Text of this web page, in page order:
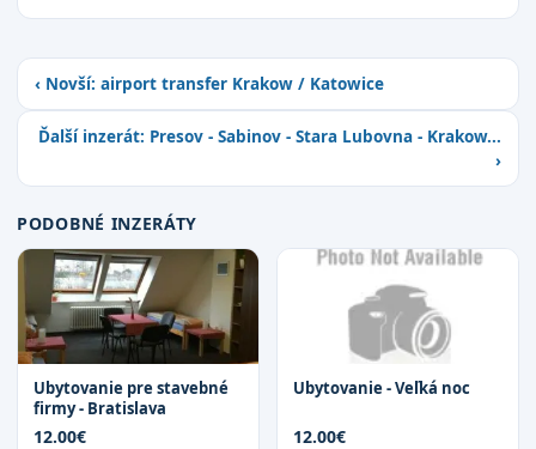
‹ Novší: airport transfer Krakow / Katowice
Ďalší inzerát: Presov - Sabinov - Stara Lubovna - Krakow...
›
PODOBNÉ INZERÁTY
Ubytovanie pre stavebné
firmy - Bratislava
12.00€
Ubytovanie - Veľká noc
12.00€